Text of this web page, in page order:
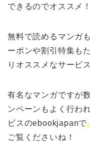
できるのでオススメ！
無料で読めるマンガ
ーポンや割引特集も
りオススメなサービ
有名なマンガですが
ンペーンもよく行わ
ビスのebookjapanで
ご覧くださいね！